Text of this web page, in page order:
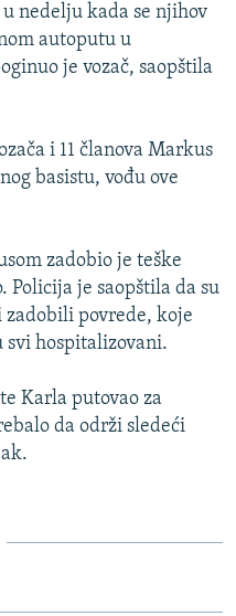
nedelju kada se njihov
autoputu u
je vozač, saopštila
i 11 članova Markus
basistu, vođu ove
zadobio je teške
je saopštila da su
povrede, koje
svi hospitalizovani.
Karla putovao za
da održi sledeći